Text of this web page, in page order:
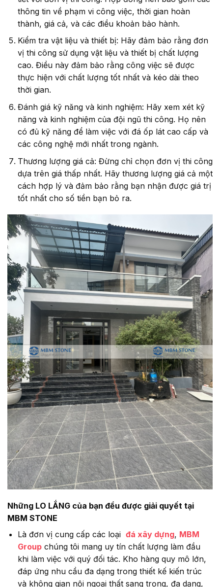
thông tin về phạm vi công việc, thời gian hoàn
thành, giá cả, và các điều khoản bảo hành.
Kiểm tra vật liệu và thiết bị: Hãy đảm bảo rằng đơn
vị thi công sử dụng vật liệu và thiết bị chất lượng
cao. Điều này đảm bảo rằng công việc sẽ được
thực hiện với chất lượng tốt nhất và kéo dài theo
thời gian.
Đánh giá kỹ năng và kinh nghiệm: Hãy xem xét kỹ
năng và kinh nghiệm của đội ngũ thi công. Họ nên
có đủ kỹ năng để làm việc với đá ốp lát cao cấp và
các công nghệ mới nhất trong ngành.
Thương lượng giá cả: Đừng chỉ chọn đơn vị thi công
dựa trên giá thấp nhất. Hãy thương lượng giá cả một
cách hợp lý và đảm bảo rằng bạn nhận được giá trị
tốt nhất cho số tiền bạn bỏ ra.
Những LO LẮNG của bạn đều được giải quyết tại
MBM STONE
Là đơn vị cung cấp các loại đá xây dựng, MBM
Groupchúng tôi mang uy tín chất lượng làm đầu
khi làm việc với quý đối tác. Kho hàng quy mô lớn,
đáp ứng nhu cầu đa dạng trong thiết kế kiến trúc
và không gian nội ngoại thất sang trọng, đa dạng,